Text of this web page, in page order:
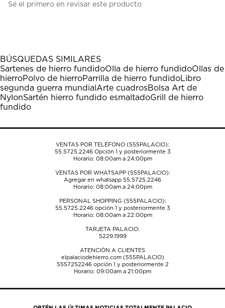
para
1
estrella
Esta
acción
abrirá
el
formulario
envío.
para
estrellas.
Esta
acción
abrirá
el
formulario
envío.
para
estrellas.
Esta
acción
abrirá
el
envío.
para
estrellas.
Esta
acción
abrirá
el
envío.
para
estrellas.
Esta
acción
abrirá
el
envío.
Sé el primero en revisar este producto
BÚSQUEDAS SIMILARES
Sartenes de hierro fundidoOlla de hierro fundidoOllas de
hierroPolvo de hierroParrilla de hierro fundidoLibro
segunda guerra mundial Arte cuadrosBolsa Art de
NylonSartén hierro fundido esmaltadoGrill de hierro
fundido
VENTAS POR TELÉFONO (555PALACIO):
55.5725.2246Opción 1 y posteriormente 3
Horario: 08:00am a 24:00pm
VENTAS POR WHATSAPP (555PALACIO):
Agregar en whatsapp 55.5725.2246
Horario: 08:00am a 24:00pm
PERSONAL SHOPPING (555PALACIO):
55.5725.2246opción 1 y posteriormente 3
Horario: 08:00am a 22:00pm
TARJETA PALACIO:
5229.1999
ATENCIÓN A CLIENTES
elpalaciodehierro.com (555PALACIO)
5557252246opción 1 y posteriormente 2
Horario: 09:00am a 21:00pm